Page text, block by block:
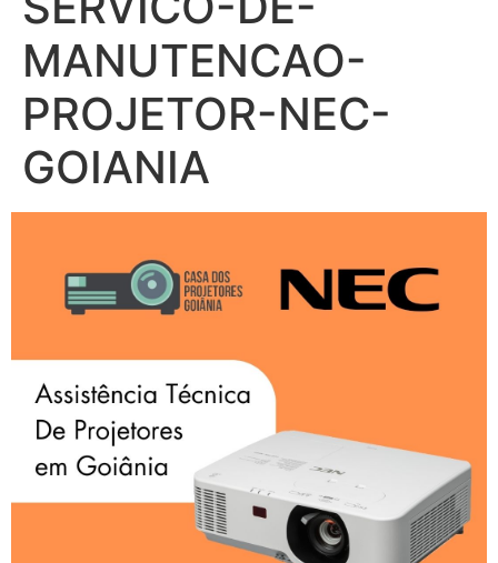
MANUTENCAO-
PROJETOR-NEC-
GOIANIA